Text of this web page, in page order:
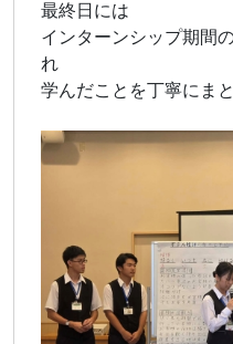
最終日には
インターンシップ期間
れ
学んだことを丁寧にま